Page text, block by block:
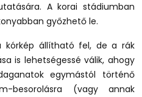
A korai stádiumban
győzhető le.
kórkép állítható fel, de a rák
is lehetségessé válik, ahogy
egymástól történő
besorolásra (vagy annak